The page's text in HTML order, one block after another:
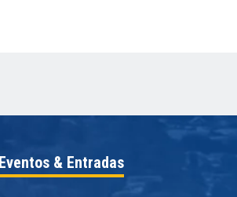
Eventos & Entradas